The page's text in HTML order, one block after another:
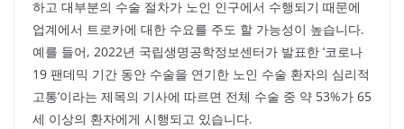
하고 대부분의 수술 절차가 노인 인구에서 수행되기 때문에
업계에서 트로카에 대한 수요를 주도 할 가능성이 높습니다.
예를 들어, 2022년 국립생명공학정보센터가 발표한 ‘코로나
19 팬데믹 기간 동안 수술을 연기한 노인 수술 환자의 심리적
고통’이라는 제목의 기사에 따르면 전체 수술 중 약 53%가 65
세 이상의 환자에게 시행되고 있습니다.